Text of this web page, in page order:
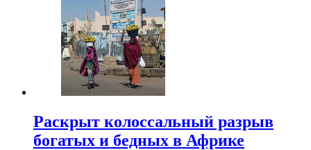
Раскрыт колоссальный разрыв
богатых и бедных в Африке